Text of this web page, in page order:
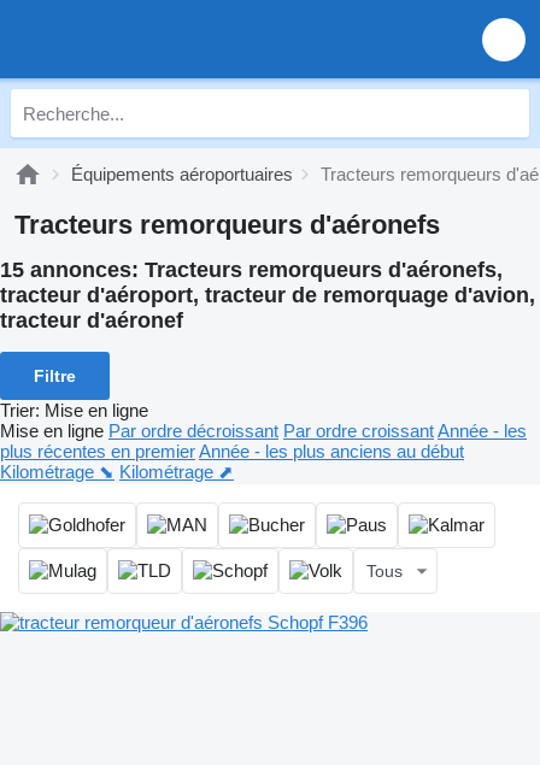
Équipements aéroportuaires Tracteurs remorqueurs
Tracteurs remorqueurs d'aéronefs
15 annonces: Tracteurs remorqueurs d'aéronefs,
tracteur d'aéroport, tracteur de remorquage d'avion,
tracteur d'aéronef
Filtre
Trier: Mise en ligne
Mise en ligne Par ordre décroissant Par ordre croissantAnnée - les
plus récentes en premierAnnée - les plus anciens au début
Kilométrage ⬊ Kilométrage ⬈
Tous